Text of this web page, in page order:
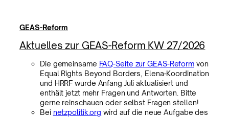
GEAS-Reform
Aktuelles zur GEAS-Reform KW 27/2026
Die gemeinsame FAQ-Seite zur GEAS-Reform von
Equal Rights Beyond Borders, Elena-Koordination
und HRRF wurde Anfang Juli aktualisiert und
enthält jetzt mehr Fragen und Antworten. Bitte
gerne reinschauen oder selbst Fragen stellen!
Bei netzpolitik.org wird auf die neue Aufgabe des